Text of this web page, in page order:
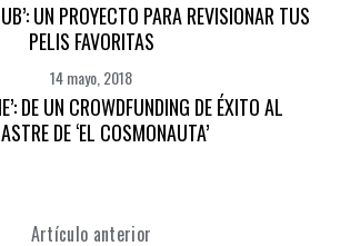
UN PROYECTO PARA REVISIONAR TUS
PELIS FAVORITAS
14 mayo, 2018
DE UN CROWDFUNDING DE ÉXITO AL
DE ‘EL COSMONAUTA’
Artículo anterior